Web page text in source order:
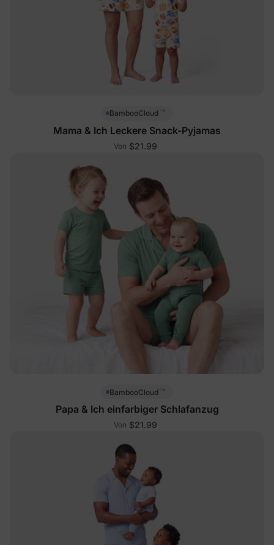
BambooCloud ™
Mama & Ich Leckere Snack-Pyjamas
Von $21.99
BambooCloud ™
Papa & Ich einfarbiger Schlafanzug
Von $21.99